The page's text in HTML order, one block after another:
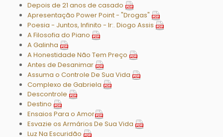
Depois de 21 anos de casado
Apresentação Power Point - "Drogas"
Poesia - Juntos, Infinito - Ir:. Diogo Assis
A Filosofia do Piano
A Galinha
A Honestidade Não Tem Preço
Antes de Desanimar
Assuma o Controle De Sua Vida
Complexo de Gabriela
Descontrole
Destino
Ensaios Para o Amor
Esvazie os Armários De Sua Vida
Luz Na Escuridão